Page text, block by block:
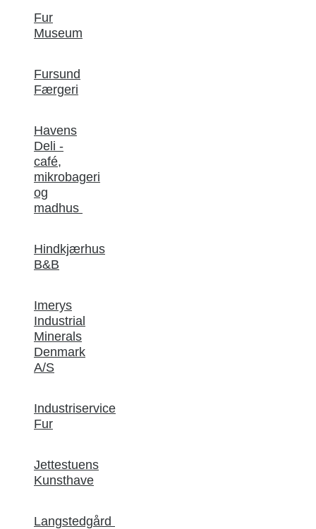
Fur
Museum
Fursund
Færgeri
Havens
Deli -
café,
mikrobageri
og
madhus
Hindkjærhus
B&B
Imerys
Industrial
Minerals
Denmark
A/S
Industriservice
Fur
Jettestuens
Kunsthave
Langstedgård